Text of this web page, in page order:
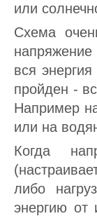
или
Схема
вся
пройден -
Например
или на
Когда
либо
энергию от